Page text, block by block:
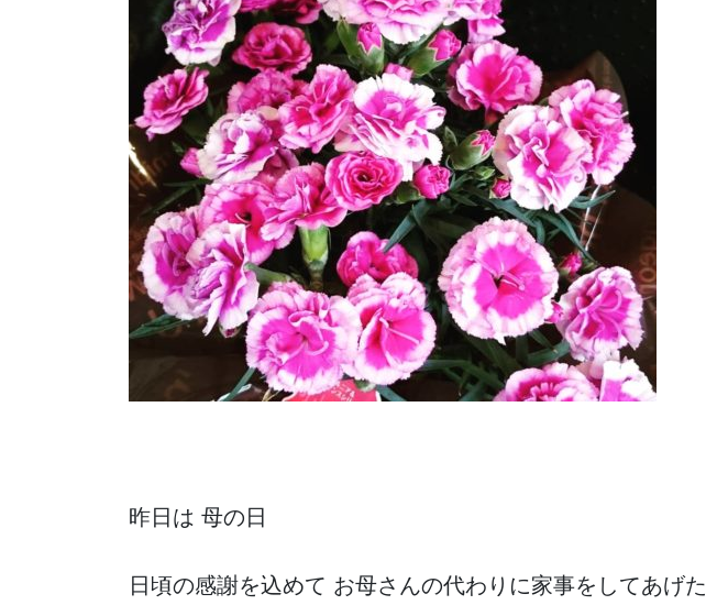
昨日は 母の日
日頃の感謝を込めて お母さんの代わりに家事をしてあげた